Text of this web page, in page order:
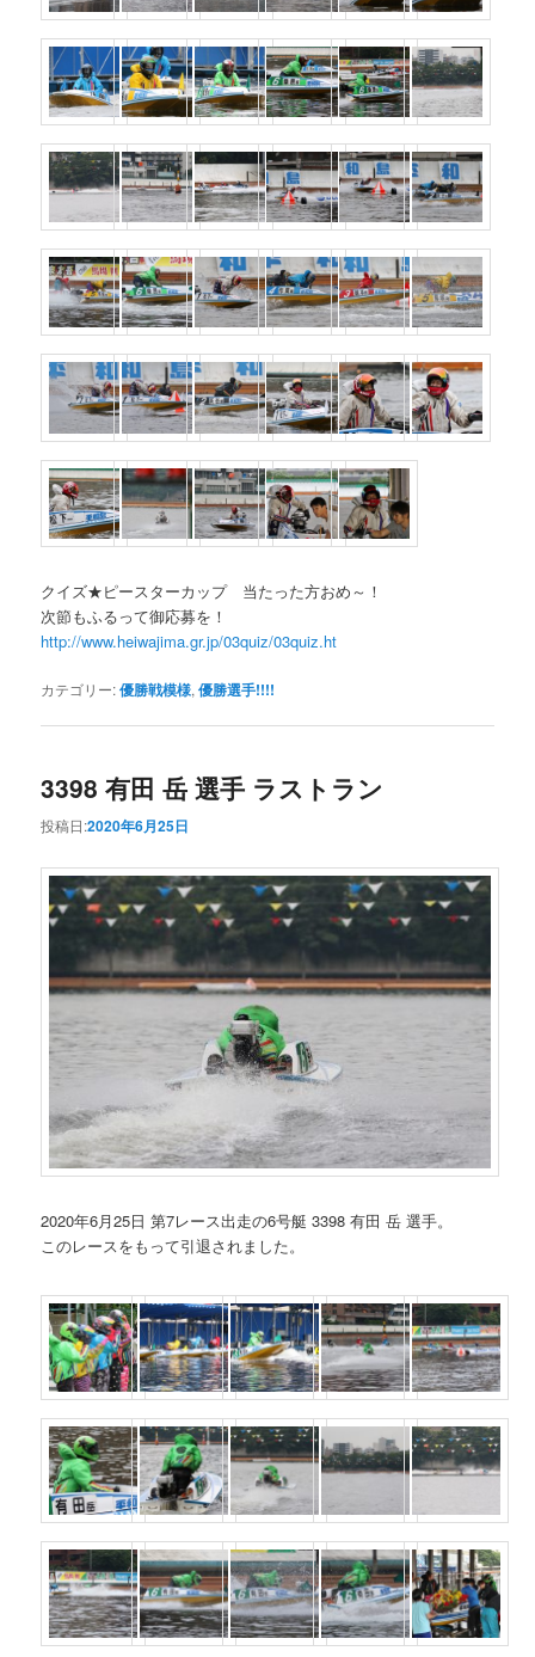
クイズ★ピースターカップ 当たった方おめ～！
次節もふるって御応募を！
http://www.heiwajima.gr.jp/03quiz/03quiz.ht
カテゴリー:優勝戦模様,優勝選手!!!!
3398 有田 岳 選手 ラストラン
投稿日:2020年6月25日
2020年6月25日 第7レース出走の6号艇 3398 有田 岳 選手。
このレースをもって引退されました。